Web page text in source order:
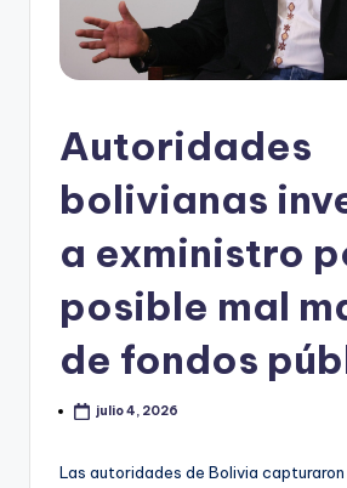
Autoridades
bolivianas
a exministro
posible mal
de fondos
julio 4, 2026
Las autoridades de Bolivia capturaron